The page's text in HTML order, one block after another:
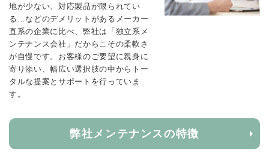
地が少ない、対応製品が限られてい
る…などのデメリットがあるメーカー
直系の企業に比べ、弊社は「独立系メ
ンテナンス会社」だからこその柔軟さ
が自慢です。お客様のご要望に親身に
寄り添い、幅広い選択肢の中からトー
タルな提案とサポートを行っていま
す。
弊社メンテナンスの特徴